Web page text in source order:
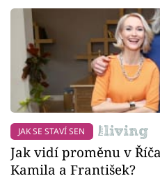
JAK SE STAVÍ SEN
Jak vidí proměnu v
Kamila a František?